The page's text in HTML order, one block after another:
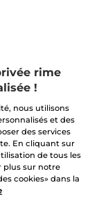
de
rime
!
nous utilisons
et des
des services
En cliquant sur
de tous les
plus sur notre
cookies» dans la